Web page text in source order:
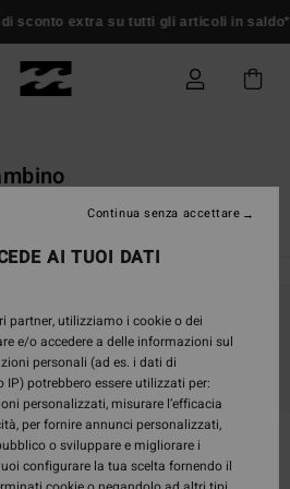
su tutti gli articoli in saldo* Donna
i prodotti che cerchi
disponibili
piacerti
AI TUOI DATI
partner, utilizziamo i cookie o dei
e/o accedere a delle informazioni sul
personali (ad es. i dati di
potrebbero essere utilizzati per:
personalizzati, misurare l’efficacia
per fornire annunci personalizzati,
o sviluppare e migliorare i
configurare la tua scelta fornendo il
Continua senza accettare